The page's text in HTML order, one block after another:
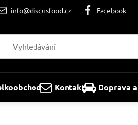
info@discusfood.cz Facebook
Kontakt Doprava